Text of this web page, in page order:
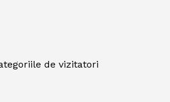
de vizitatori